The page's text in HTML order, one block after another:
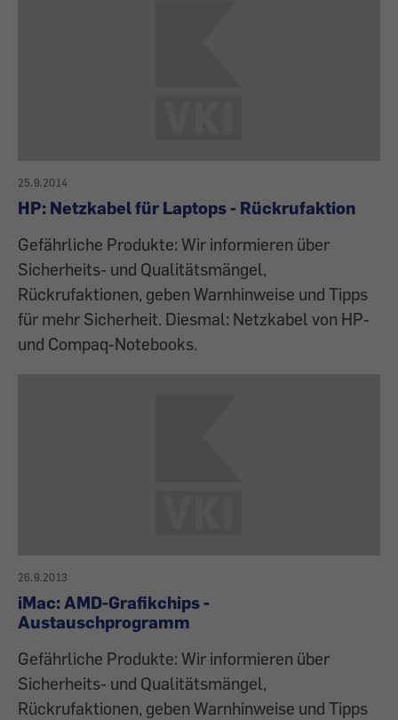
25.9.2014
HP: Netzkabel für Laptops - Rückrufaktion
Gefährliche Produkte: Wir informieren über
Sicherheits- und Qualitätsmängel,
Rückrufaktionen, geben Warnhinweise und Tipps
für mehr Sicherheit. Diesmal: Netzkabel von HP-
und Compaq-Notebooks.
26.9.2013
iMac: AMD-Grafikchips -
Austauschprogramm
Gefährliche Produkte: Wir informieren über
Sicherheits- und Qualitätsmängel,
Rückrufaktionen, geben Warnhinweise und Tipps